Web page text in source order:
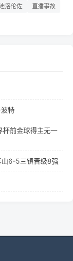
洛伦佐
直播事故
特
杯前金球得主无一
山6-5三镇晋级8强